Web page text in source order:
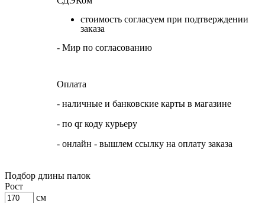
стоимость согласуем при подтверждении
заказа
- Мир по согласованию
Оплата
- наличные и банковские карты в магазине
- по qr коду курьеру
- онлайн - вышлем ссылку на оплату заказа
Подбор длины палок
Рост
см